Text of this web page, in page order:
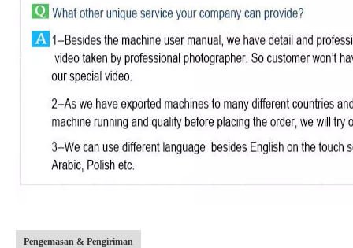
Pengemasan & Pengiriman